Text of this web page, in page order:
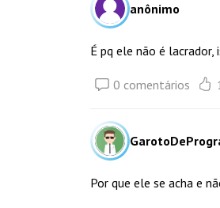
anônimo
É pq ele não é lacrador,
0 comentários
Por que ele se acha e